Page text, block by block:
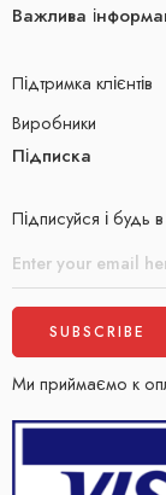
Важлива
Підтримка клієнтів
Виробники
Підписка
Підписуйся і будь
Ми приймаємо к